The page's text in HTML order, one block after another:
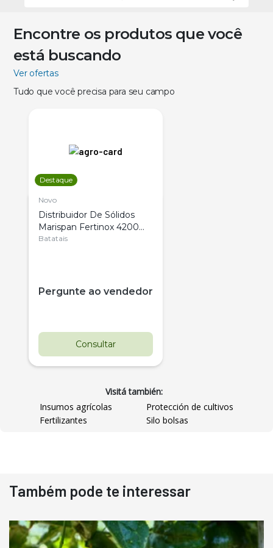
Encontre os produtos que você
está buscando
Ver ofertas
Tudo que você precisa para seu campo
Destaque
Novo
Distribuidor De Sólidos
Marispan Fertinox 4200
Citrus
Batatais
Pergunte ao vendedor
Consultar
Pá Carregadeira Cat 966
Ano 1987
Visitá también:
Insumos agrícolas
Protección de cultivos
Fertilizantes
Silo bolsas
Também pode te interessar